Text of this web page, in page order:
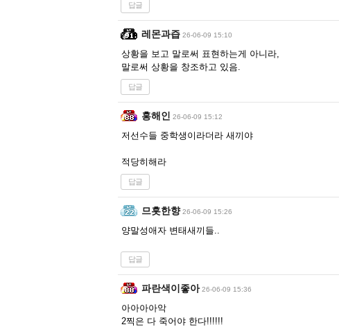
답글
레몬과즙 26-06-09 15:10
상황을 보고 말로써 표현하는게 아니라,
말로써 상황을 창조하고 있음.
답글
홍해인 26-06-09 15:12
저선수들 중학생이라더라 새끼야
적당히해라
답글
므흣한향 26-06-09 15:26
양말성애자 변태새끼들..
답글
파란색이좋아 26-06-09 15:36
아아아아악
2찍은 다 죽어야 한다!!!!!!